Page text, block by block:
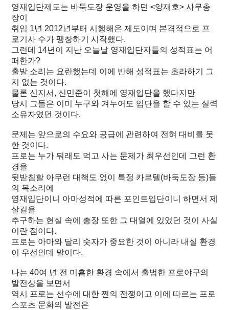
영재입단제도는 바둑도장 운영을 하던 <양재호> 사무총
장이
취임 1년 2012년부터 시행해온 제도이며 본격적으로 프
로기사 수가 팽창하기 시작했다.
그런데 14년이 지난 오늘날 영재입단자들의 성적표는 어
떠한가?
출발 소리는 요란했는데 이에 반해 성적표는 초라하기 그
지 없는 것이다.
물론 신지서, 신민준이 첫해에 영재입단을 했다지만
당시 그들은 이미 누구와 겨누어도 입단을 할 수 있는 실력
소유자였던 것이다.
문제는 앞으로의 수요와 공급에 관련하여 전혀 대비를 못
한 것이다.
프로는 누가 뭐래도 먹고 사는 문제가 최우선인데 그런 환
경을
뒷받침할 아무런 대책도 없이 특정 카르텔(바둑도장 등)들
의 목소리에
영재입단이니 아마성적에 따른 포인트입단이니 하면서 제
살길을
추구하는 현실 속에 총장 또한 그 대열에 있었던 것이 사실
이란 점이다.
프로는 아마와 달리 숫자가 중요한 것이 아니라 내실 환경
이 우선인데 말이다.
나는 40여 년 전 미흡한 환경 속에서 출범한 프로야구의
발전상을 보면서
역시 프로는 선수에 대한 쩐의 전쟁이고 이에 따르는 프로
스포츠 문화의 발전은